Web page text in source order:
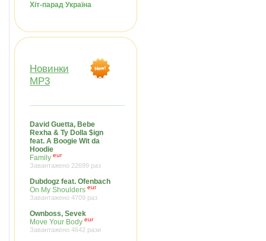
Хіт-парад Україна
Новинки
MP3
David Guetta, Bebe
Rexha & Ty Dolla $ign
feat. A Boogie Wit da
Hoodie
Family eur
Завантажено 22699 раз
Dubdogz feat. Ofenbach
On My Shoulders eur
Завантажено 4709 раз
Ownboss, Sevek
Move Your Body eur
Завантажено 4642 рази